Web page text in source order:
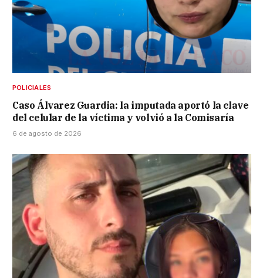
POLICIALES
Caso Álvarez Guardia: la imputada aportó la clave
del celular de la víctima y volvió a la Comisaría
6 de agosto de 2026